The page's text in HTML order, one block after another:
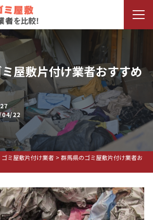
屋敷片付け業者おすすめ
04/22
ゴミ屋敷片付け業者> 群馬県のゴミ屋敷片付け業者お